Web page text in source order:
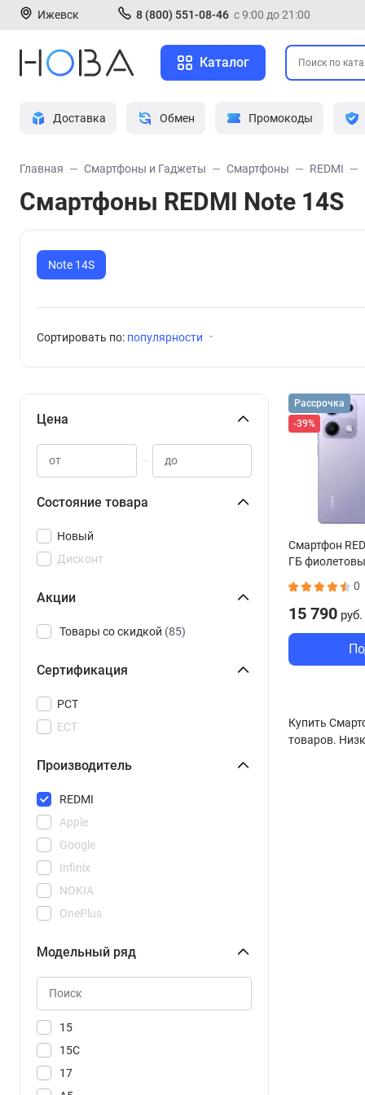
Ижевск 8 (800) 551-08-46 с 9:00 до 21:00
Каталог
Доставка Обмен Промокоды
Главная Смартфоны и Гаджеты Смартфоны REDMI
Смартфоны REDMI Note 14S
Note 14S
Сортировать по: популярности
Цена
–
Состояние товара
Новый
Дисконт
Акции
Товары со скидкой (85)
Сертификация
РСТ
ЕСТ
Производитель
Apple
Google
Infinix
NOKIA
OnePlus
REDMI
Realme
Samsung
Vivo
Xiaomi
Модельный ряд
15
15C
17
Рассрочка
-39%
Смартфон
ГБ
0
15 790 руб.
Купить
товаров.